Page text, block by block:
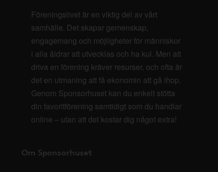
Föreningslivet är en viktig del av vårt
samhälle. Det skapar gemenskap,
engagemang och möjligheter för människor
i alla åldrar att utvecklas och ha kul. Men att
driva en förening kräver resurser, och ofta är
det en utmaning att få ekonomin att gå ihop.
Genom Sponsorhuset kan du enkelt stötta
din favoritförening samtidigt som du handlar
online – utan att det kostar dig något extra!
Om Sponsorhuset